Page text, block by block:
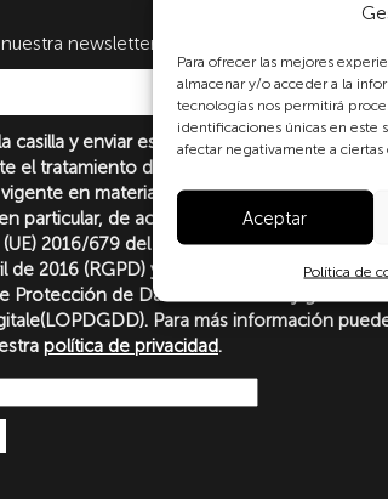
Para ofrecer las mejores
almacenar y/o acceder a la
tecnologías nos permitirá
identificaciones únicas en este
afectar negativamente a ciertas
Aceptar
Política de
newsletter
casilla y enviar este formulario, usted
el tratamiento de sus datos personales
en materia de protección de datos
particular, de acuerdo con lo dispuesto en el
2016/679 del Parlamento Europeo y del
de 2016 (RGPD) y la Ley Orgánica 3/2018,
Protección de Datos Personales y garantía
Para más información
política de privacidad.